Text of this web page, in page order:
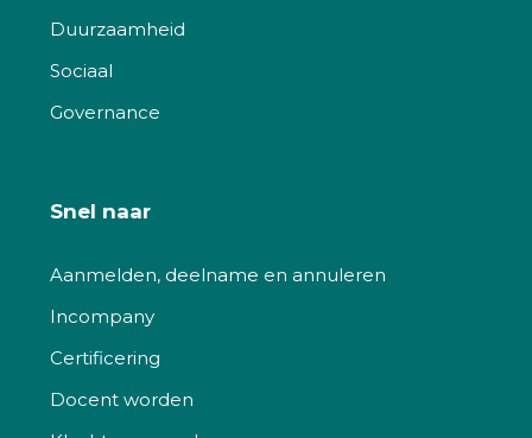
Duurzaamheid
Sociaal
Governance
Snel naar
Aanmelden, deelname en annuleren
Incompany
Certificering
Docent worden